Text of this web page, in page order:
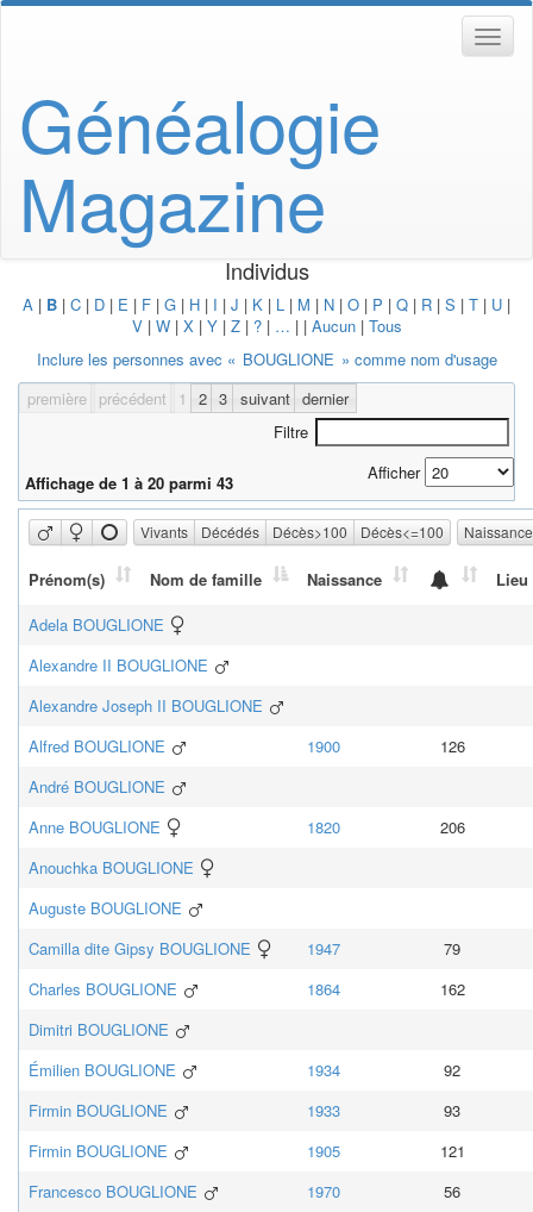
Généalogie
Magazine
Individus
A | B | C | D | E | F | G | H | I | J | K | L | M | N | O | P | Q | R | S | T | U |
V| W| X| Y| Z| ?| … | | Aucun| Tous
Inclure les personnes avec « BOUGLIONE » comme nom d'usage
première précédent 1 2 3 suivant dernier
Filtre
Affichage de 1 à 20 parmi 43 Afficher
Vivants Décédés Décès>100 Décès<=100
Prénom(s) Nom de famille Naissance Lieu
Adela BOUGLIONE
Alexandre II BOUGLIONE
Alexandre Joseph II BOUGLIONE
Alfred BOUGLIONE 1900
126
André BOUGLIONE
Anne BOUGLIONE 1820
206
Anouchka BOUGLIONE
Auguste BOUGLIONE
Camilla dite Gipsy BOUGLIONE 1947
79
Charles BOUGLIONE 1864
162
Dimitri BOUGLIONE
Émilien BOUGLIONE 1934
92
Firmin BOUGLIONE 1933
93
Firmin BOUGLIONE 1905
121
Francesco BOUGLIONE 1970
56